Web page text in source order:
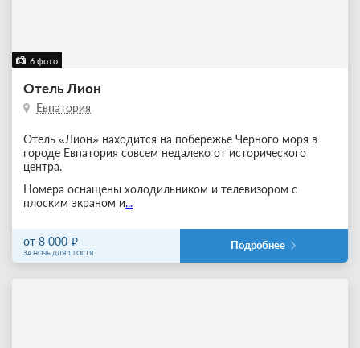
6 фото
Отель Лион
Евпатория
Отель «Лион» находится на побережье Черного моря в
городе Евпатория совсем недалеко от исторического
центра.
Номера оснащены холодильником и телевизором с
плоским экраном и...
от 8 000
ЗА НОЧЬ ДЛЯ 1 ГОСТЯ
Подробнее